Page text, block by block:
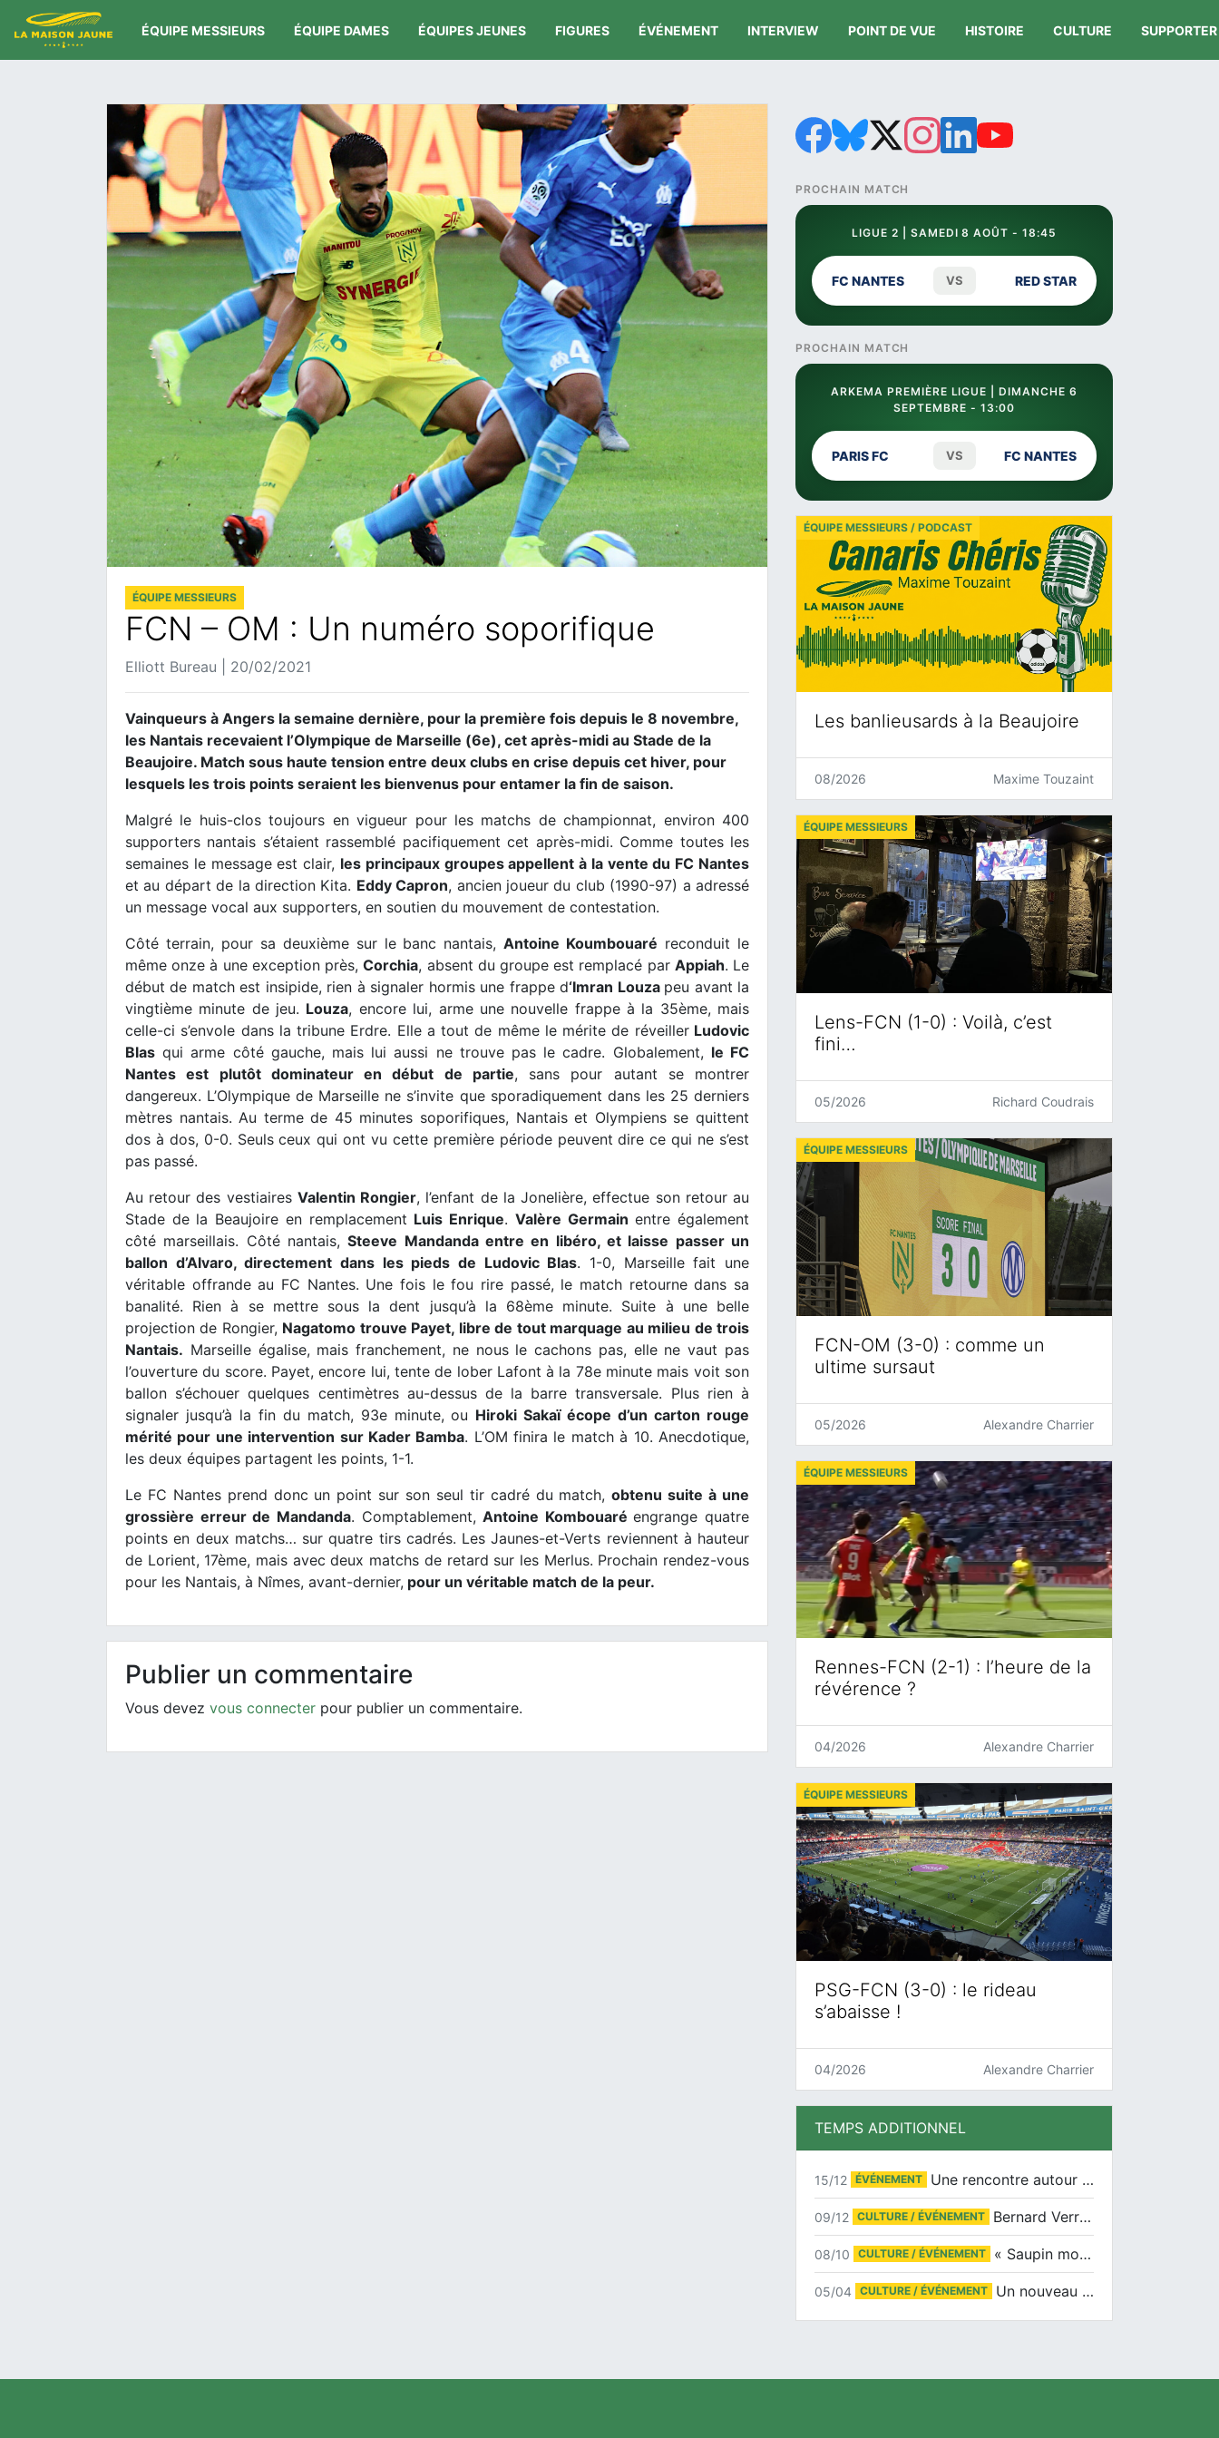
ÉQUIPE MESSIEURS ÉQUIPE DAMES ÉQUIPES JEUNES FIGURES ÉVÉNEMENT INTERVIEW POINT DE VUE HISTOIRE CULTURE SUPPORTER
ÉQUIPE MESSIEURS
FCN – OM : Un numéro soporifique
Elliott Bureau | 20/02/2021
Vainqueurs à Angers la semaine dernière, pour la première fois depuis le 8 novembre,
les Nantais recevaient l’Olympique de Marseille (6e), cet après-midi au Stade de la
Beaujoire. Match sous haute tension entre deux clubs en crise depuis cet hiver, pour
lesquels les trois points seraient les bienvenus pour entamer la fin de saison.
Malgré le huis-clos toujours en vigueur pour les matchs de championnat, environ 400
supporters nantais s’étaient rassemblé pacifiquement cet après-midi. Comme toutes les
semaines le message est clair, les principaux groupes appellent à la vente du FC Nantes
et au départ de la direction Kita. Eddy Capron, ancien joueur du club (1990-97) a adressé
un message vocal aux supporters, en soutien du mouvement de contestation.
Côté terrain, pour sa deuxième sur le banc nantais,Antoine Koumbouaré reconduit le
même onze à une exception près,Corchia, absent du groupe est remplacé par Appiah. Le
début de match est insipide, rien à signaler hormis une frappe d‘Imran Louza peu avant la
vingtième minute de jeu. Louza, encore lui, arme une nouvelle frappe à la 35ème, mais
celle-ci s’envole dans la tribune Erdre. Elle a tout de même le mérite de réveillerLudovic
Blas qui arme côté gauche, mais lui aussi ne trouve pas le cadre. Globalement, le FC
Nantes est plutôt dominateur en début de partie, sans pour autant se montrer
dangereux. L’Olympique de Marseille ne s’invite que sporadiquement dans les 25 derniers
mètres nantais. Au terme de 45 minutes soporifiques, Nantais et Olympiens se quittent
dos à dos, 0-0. Seuls ceux qui ont vu cette première période peuvent dire ce qui ne s’est
pas passé.
Au retour des vestiaires Valentin Rongier, l’enfant de la Jonelière, effectue son retour au
Stade de la Beaujoire en remplacement Luis Enrique. Valère Germain entre également
côté marseillais. Côté nantais,Steeve Mandanda entre en libéro, et laisse passer un
ballon d’Alvaro, directement dans les pieds de Ludovic Blas. 1-0, Marseille fait une
véritable offrande au FC Nantes. Une fois le fou rire passé, le match retourne dans sa
banalité. Rien à se mettre sous la dent jusqu’à la 68ème minute. Suite à une belle
projection de Rongier, Nagatomo trouve Payet, libre de tout marquage au milieu de trois
Nantais. Marseille égalise, mais franchement, ne nous le cachons pas, elle ne vaut pas
l’ouverture du score. Payet, encore lui, tente de lober Lafont à la 78e minute mais voit son
ballon s’échouer quelques centimètres au-dessus de la barre transversale. Plus rien à
signaler jusqu’à la fin du match, 93e minute, ou Hiroki Sakaï écope d’un carton rouge
mérité pour une intervention sur Kader Bamba. L’OM finira le match à 10. Anecdotique,
les deux équipes partagent les points, 1-1.
Le FC Nantes prend donc un point sur son seul tir cadré du match,obtenu suite à une
grossière erreur de Mandanda. Comptablement,Antoine Kombouaréengrange quatre
points en deux matchs… sur quatre tirs cadrés. Les Jaunes-et-Verts reviennent à hauteur
de Lorient, 17ème, mais avec deux matchs de retard sur les Merlus. Prochain rendez-vous
pour les Nantais, à Nîmes, avant-dernier, pour un véritable match de la peur.
Publier un commentaire
Vous devez vous connecter pour publier un commentaire.
PROCHAIN MATCH
LIGUE 2 | SAMEDI 8 AOÛT - 18:45
FC NANTES VS RED STAR
PROCHAIN MATCH
ARKEMA PREMIÈRE LIGUE | DIMANCHE 6
SEPTEMBRE - 13:00
PARIS FC VS FC NANTES
Les banlieusards à la Beaujoire
ÉQUIPE MESSIEURS / PODCAST
08/2026 Maxime Touzaint
Lens-FCN (1-0) : Voilà, c’est
fini…
ÉQUIPE MESSIEURS
05/2026 Richard Coudrais
FCN-OM (3-0) : comme un
ultime sursaut
ÉQUIPE MESSIEURS
05/2026 Alexandre Charrier
Rennes-FCN (2-1) : l’heure de la
révérence ?
ÉQUIPE MESSIEURS
04/2026 Alexandre Charrier
PSG-FCN (3-0) : le rideau
s’abaisse !
ÉQUIPE MESSIEURS
04/2026 Alexandre Charrier
TEMPS ADDITIONNEL
15/12 ÉVÉNEMENT Une rencontre autour de Jean-Claude Suaudeau
09/12 CULTURE / ÉVÉNEMENT Bernard Verret en dédicaces le samedi 13 décembre à l’Espace Culturel Atlantis
08/10 CULTURE / ÉVÉNEMENT « Saupin mon amour » au salon du livre de Trentemoult
05/04 CULTURE / ÉVÉNEMENT Un nouveau tirage pour le Docu-BD